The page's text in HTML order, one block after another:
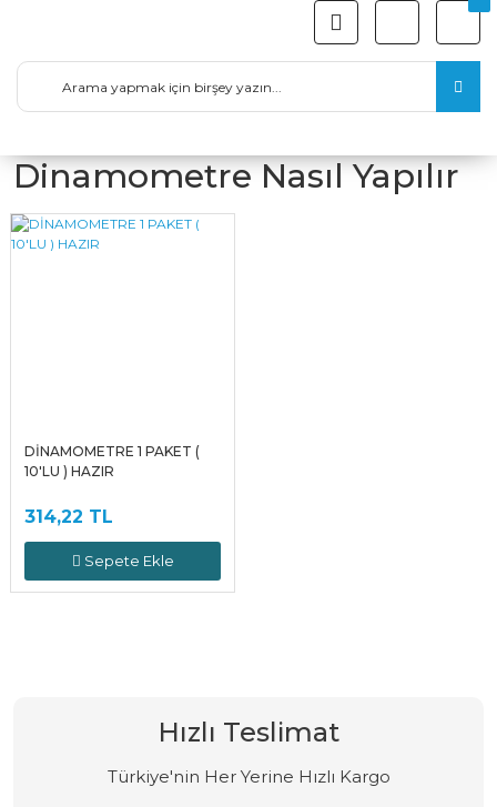
Dinamometre Nasıl Yapılır
DİNAMOMETRE 1 PAKET (
10'LU ) HAZIR
314,22 TL
Sepete Ekle
Hızlı Teslimat
Türkiye'nin Her Yerine Hızlı Kargo